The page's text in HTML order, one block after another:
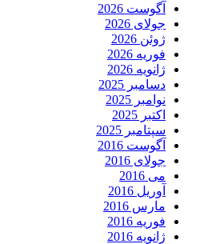
آگوست 2026
جولای 2026
ژوئن 2026
فوریه 2026
ژانویه 2026
دسامبر 2025
نوامبر 2025
اکتبر 2025
سپتامبر 2025
آگوست 2016
جولای 2016
می 2016
آوریل 2016
مارس 2016
فوریه 2016
ژانویه 2016